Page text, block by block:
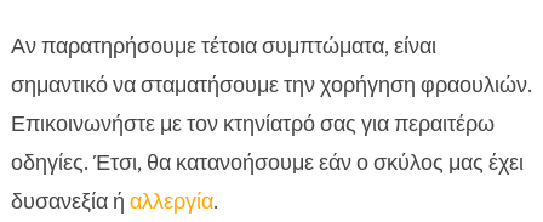
Αν παρατηρήσουμε τέτοια συμπτώματα, είναι
σημαντικό να σταματήσουμε την χορήγηση φραουλιών.
Επικοινωνήστε με τον κτηνίατρό σας για περαιτέρω
οδηγίες. Έτσι, θα κατανοήσουμε εάν ο σκύλος μας έχει
δυσανεξία ή αλλεργία.